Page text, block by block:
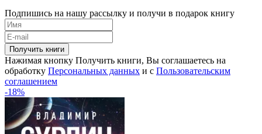
Подпишись на нашу рассылку и получи в подарок книгу
Получить книги
Нажимая кнопку Получить книги, Вы соглашаетесь на
обработку Персональных данных и с Пользовательским
соглашением
-18%